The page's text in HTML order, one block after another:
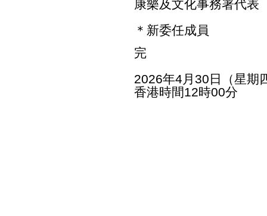
康樂及文化事務署代表
＊新委任成員
完
2026年4月30日（星期
香港時間12時00分